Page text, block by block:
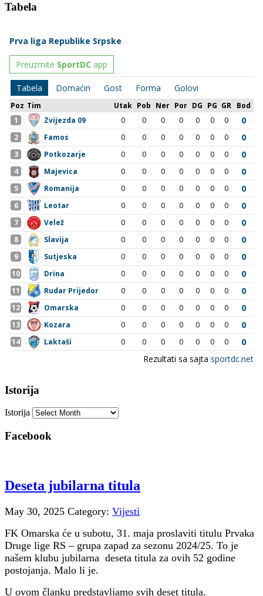
Tabela
Istorija
Istorija
Facebook
Deseta jubilarna titula
May 30, 2025 Category: Vijesti
FK Omarska će u subotu, 31. maja proslaviti titulu Prvaka
Druge lige RS – grupa zapad za sezonu 2024/25. To je
našem klubu jubilarna deseta titula za ovih 52 godine
postojanja. Malo li je.
U ovom članku predstavljamo svih deset titula.